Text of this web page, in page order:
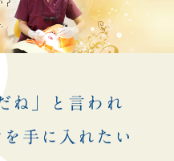
ね」と言われ
手に入れたい